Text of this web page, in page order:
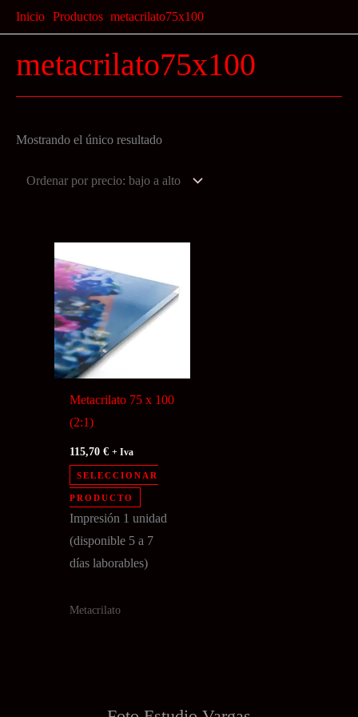
al
Inicio Productos metacrilato75x100
metacrilato75x100
Mostrando el único resultado
Metacrilato 75 x 100
(2:1)
115,70€ + Iva
SELECCIONAR
PRODUCTO
Impresión 1 unidad
(disponible 5 a 7
días laborables)
Metacrilato